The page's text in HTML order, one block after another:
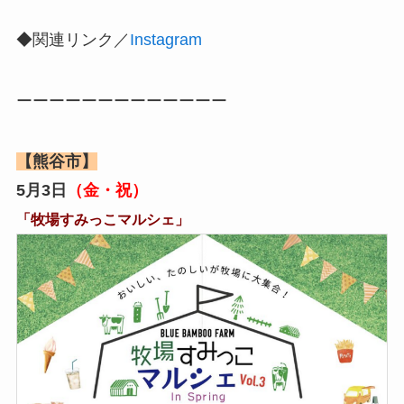
◆関連リンク／ Instagram
ーーーーーーーーーーーーー
【熊谷市】
5月3日
（金・祝）
「牧場すみっこマルシェ」